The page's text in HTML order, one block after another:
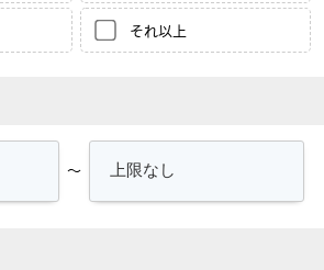
それ以上
～